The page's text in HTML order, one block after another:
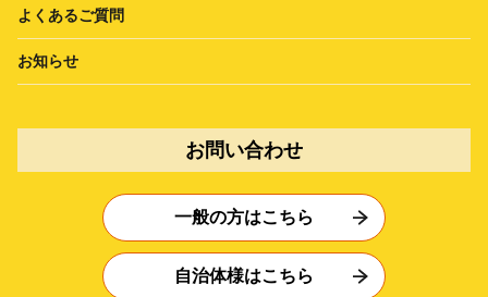
よくあるご質問
お知らせ
お問い合わせ
一般の方はこちら
自治体様はこちら